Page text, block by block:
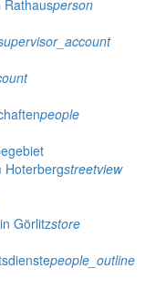
Rathausperson
people
Hoterbergstreetview
Görlitzstore
people_outline